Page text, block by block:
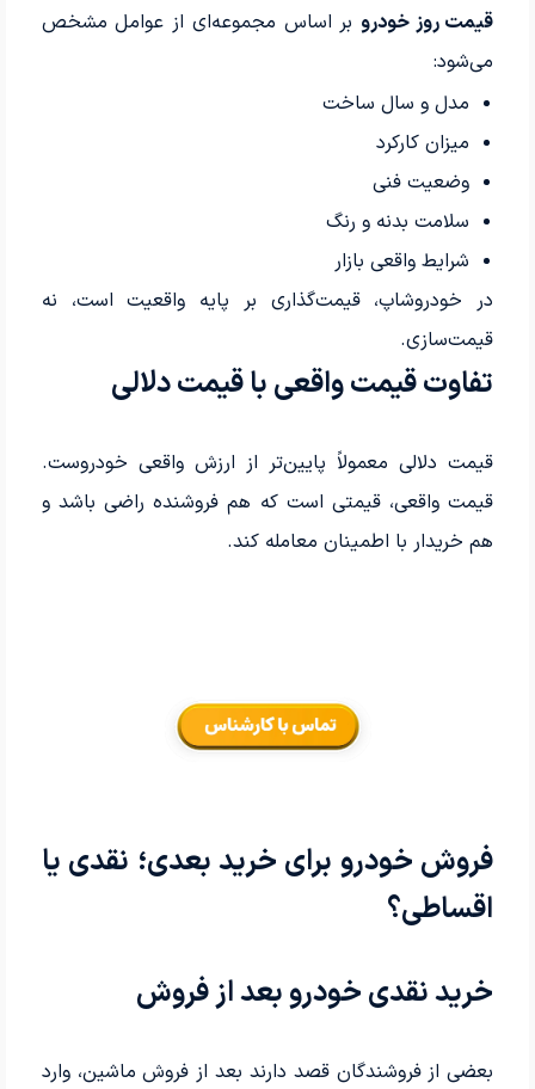
قیمت روز خودرو بر اساس مجموعه‌ای از عوامل مشخص
می‌شود:
مدل و سال ساخت
میزان کارکرد
وضعیت فنی
سلامت بدنه و رنگ
شرایط واقعی بازار
در خودروشاپ، قیمت‌گذاری بر پایه واقعیت است، نه
قیمت‌سازی.
تفاوت قیمت واقعی با قیمت دلالی
قیمت دلالی معمولاً پایین‌تر از ارزش واقعی خودروست.
قیمت واقعی، قیمتی است که هم فروشنده راضی باشد و
هم خریدار با اطمینان معامله کند.
فروش خودرو برای خرید بعدی؛ نقدی یا
اقساطی؟
خرید نقدی خودرو بعد از فروش
بعضی از فروشندگان قصد دارند بعد از فروش ماشین، وارد